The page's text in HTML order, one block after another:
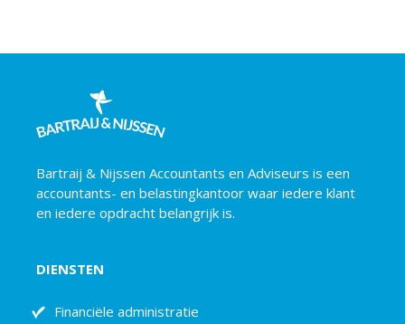
Bartraij & Nijssen Accountants en Adviseurs is een
accountants- en belastingkantoor waar iedere klant
en iedere opdracht belangrijk is.
DIENSTEN
Financiële administratie